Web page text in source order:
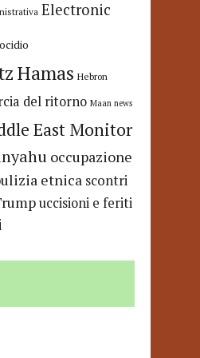
Electronic
Hamas Hebron
del ritorno Maan news
East Monitor
occupazione
etnica scontri
uccisioni e feriti